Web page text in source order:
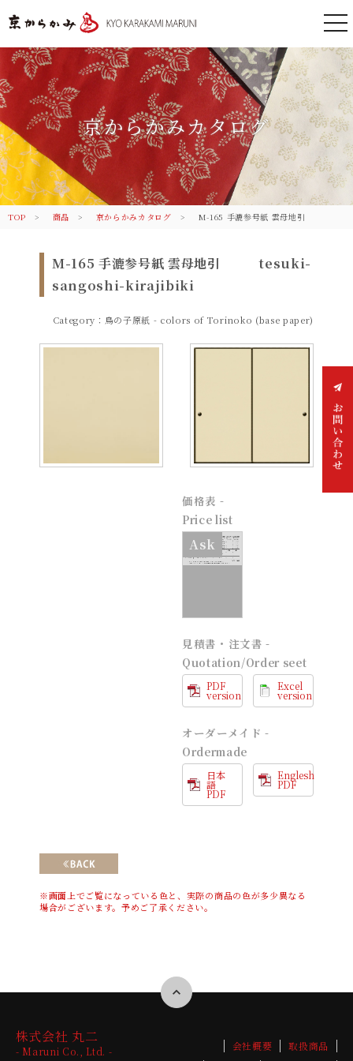
式会社丸二
京からかみカタログ
TOP 商品 京からかみカタログ M-165 手漉参号紙 雲母地引
M-165 手漉参号紙 雲母地引
tesuki-
sangoshi-kirajibiki
Category：鳥の子原紙 - colors of Torinoko (base paper)
価格表 -
Price list
Ask
見積書・注文書 -
Quotation/Order seet
PDF
version
Excel
version
オーダーメイド -
Ordermade
日本
語
PDF
Englesh
PDF
※画面上でご覧になっている色と、実際の商品の色が多少異なる
場合がございます。予めご了承ください。
株式会社 丸二
- Maruni Co., Ltd. - 会社概要
取扱商品
お問